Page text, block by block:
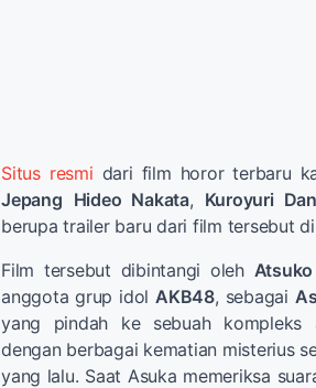
Situs resmi dari film horor terbaru
Jepang Hideo Nakata, Kuroyuri
berupa trailer baru dari film tersebut di
Film tersebut dibintangi oleh
anggota grup idol AKB48, sebagai
yang pindah ke sebuah kompleks
dengan berbagai kematian misterius
yang lalu. Saat Asuka memeriksa